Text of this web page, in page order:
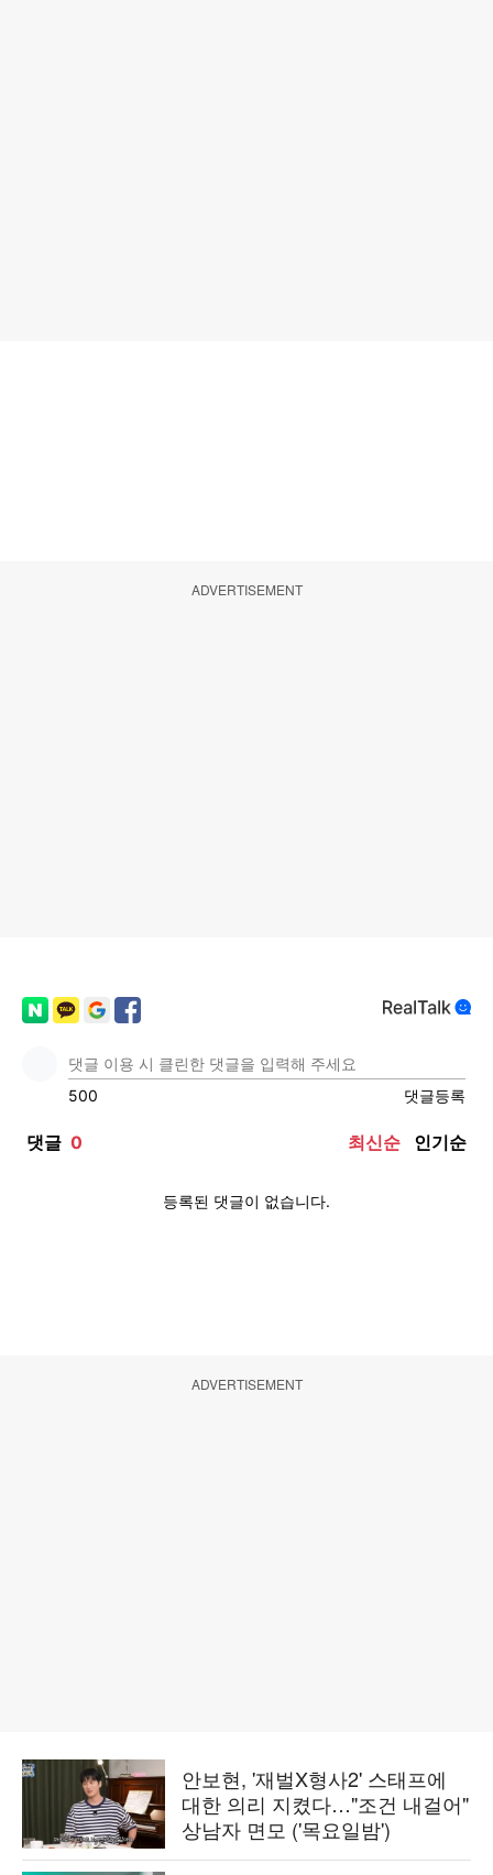
ADVERTISEMENT
ADVERTISEMENT
안보현, '재벌X형사2' 스태프에
대한 의리 지켰다…"조건 내걸어"
상남자 면모 ('목요일밤')